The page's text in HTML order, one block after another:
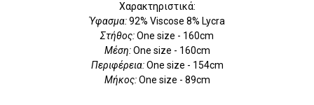
Χαρακτηριστικά:
Ύφασμα:92% Viscose 8% Lycra
Στήθος:One size - 160cm
Μέση:One size - 160cm
Περιφέρεια: One size - 154cm
Μήκος: One size - 89cm